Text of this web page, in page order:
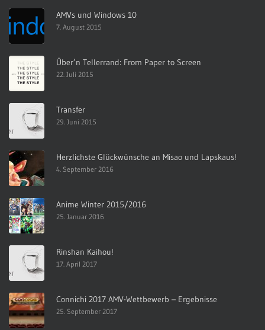
AMVs und Windows 10
7. August 2015
Über’n Tellerrand: From Paper to Screen
22. Juli 2015
Transfer
29. Juni 2015
Herzlichste Glückwünsche an Misao und Lapskaus!
4. September 2016
Anime Winter 2015/2016
25. Januar 2016
Rinshan Kaihou!
17. April 2017
Connichi 2017 AMV-Wettbewerb – Ergebnisse
25. September 2017